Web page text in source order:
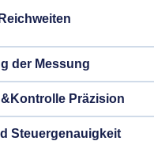
der Messung
Präzision
Steuergenauigkeit